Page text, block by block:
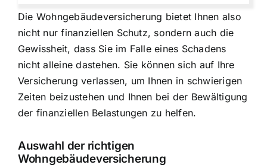
Die Wohngebäudeversicherung bietet Ihnen also
nicht nur finanziellen Schutz, sondern auch die
Gewissheit, dass Sie im Falle eines Schadens
nicht alleine dastehen. Sie können sich auf Ihre
Versicherung verlassen, um Ihnen in schwierigen
Zeiten beizustehen und Ihnen bei der Bewältigung
der finanziellen Belastungen zu helfen.
Auswahl der richtigen
Wohngebäudeversicherung